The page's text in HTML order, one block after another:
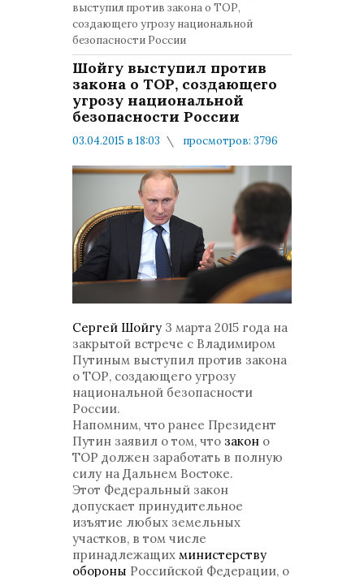
выступил против закона о ТОР,
создающего угрозу национальной
безопасности России
Шойгу выступил против
закона о ТОР, создающего
угрозу национальной
безопасности России
03.04.2015 в 18:03
просмотров: 3796
В стране и в Мире
Сергей Шойгу 3 марта 2015 года на
закрытой встрече с Владимиром
Путиным выступил против закона
о ТОР, создающего угрозу
национальной безопасности
России.
Напомним, что ранее Президент
Путин заявил о том, что закон о
ТОР должен заработать в полную
силу на Дальнем Востоке.
Этот Федеральный закон
допускает принудительное
изъятие любых земельных
участков, в том числе
принадлежащих министерству
обороны Российской Федерации, о